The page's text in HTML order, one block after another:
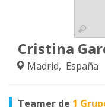
Cristina
Madrid, España
Teamer de 1